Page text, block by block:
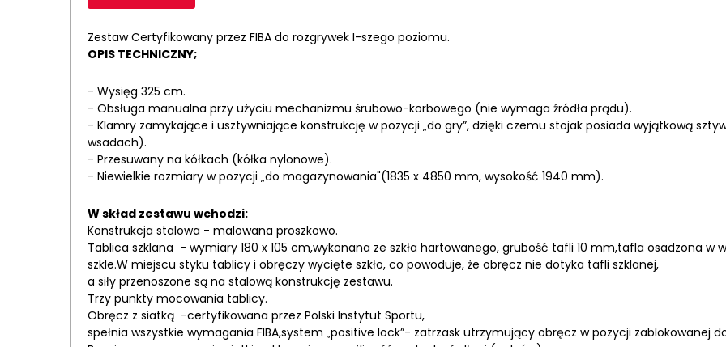
Zestaw Certyfikowany przez FIBA do rozgrywek I-szego poziomu.
OPIS TECHNICZNY;
- Wysięg 325 cm.
- Obsługa manualna przy użyciu mechanizmu śrubowo-korbowego (nie wymaga źródła prądu).
- Klamry zamykające i usztywniające konstrukcję w pozycji „do gry”, dzięki czemu stojak posiada wyjątkową
wsadach).
- Przesuwany na kółkach (kółka nylonowe).
- Niewielkie rozmiary w pozycji „do magazynowania"(1835 x 4850 mm, wysokość 1940 mm).
W skład zestawu wchodzi:
Konstrukcja stalowa - malowana proszkowo.
Tablica szklana - wymiary 180 x 105 cm,wykonana ze szkła hartowanego, grubość tafli 10 mm,tafla osadzona w
szkle.W miejscu styku tablicy i obręczy wycięte szkło, co powoduje, że obręcz nie dotyka tafli szklanej,
a siły przenoszone są na stalową konstrukcję zestawu.
Trzy punkty mocowania tablicy.
Obręcz z siatką -certyfikowana przez Polski Instytut Sportu,
spełnia wszystkie wymagania FIBA,system „positive lock”- zatrzask utrzymujący obręcz w pozycji zablokowanej